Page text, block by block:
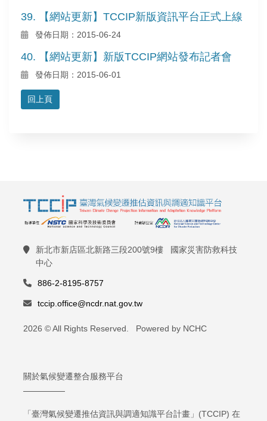
39. 【網站更新】TCCIP新版資訊平台正式上線
發佈日期：2015-06-24
40. 【網站更新】新版TCCIP網站發布記者會
發佈日期：2015-06-01
回上頁
新北市新店區北新路三段200號9樓 國家災害防救科技
中心
886-2-8195-8757
tccip.office@ncdr.nat.gov.tw
2026 © All Rights Reserved. Powered by NCHC
關於氣候變遷整合服務平台
「臺灣氣候變遷推估資訊與調適知識平台計畫」(TCCIP) 在